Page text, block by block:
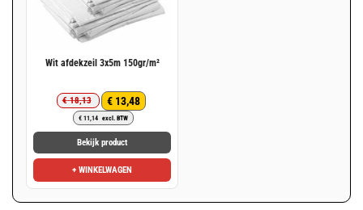
Wit afdekzeil 3x5m 150gr/m²
€18,13
Oorspronkelijke
prijs
was:
€ 18,13.
€ 13,48
Huidige
prijs
is:
€ 13,48.
€11,14 excl. BTW
Bekijk product
+ WINKELWAGEN